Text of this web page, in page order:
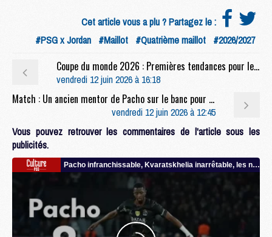
Cet article vous a plu ? Partagez le :
#PSG x Jordan #Maillot #Quatrième maillot #2026/2027
Coupe du monde 2026 : Premières tendances pour les compositions de Brésil/Maroc
vendredi 12 juin 2026 à 16:18
Match : Un ancien mentor de Pacho sur le banc pour Lens/PSG
vendredi 12 juin 2026 à 12:45
Vous pouvez retrouver les commentaires de l'article sous les
publicités.